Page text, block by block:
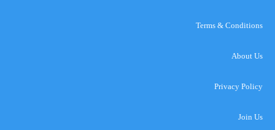
Terms & Conditions
About Us
Privacy Policy
Join Us